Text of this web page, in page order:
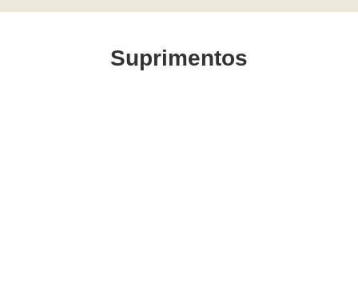
Suprimentos